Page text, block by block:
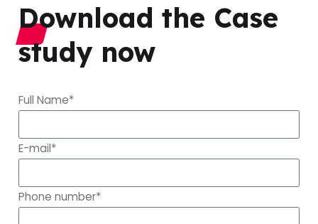
Download the Case
study now
Full Name*
E-mail*
Phone number*